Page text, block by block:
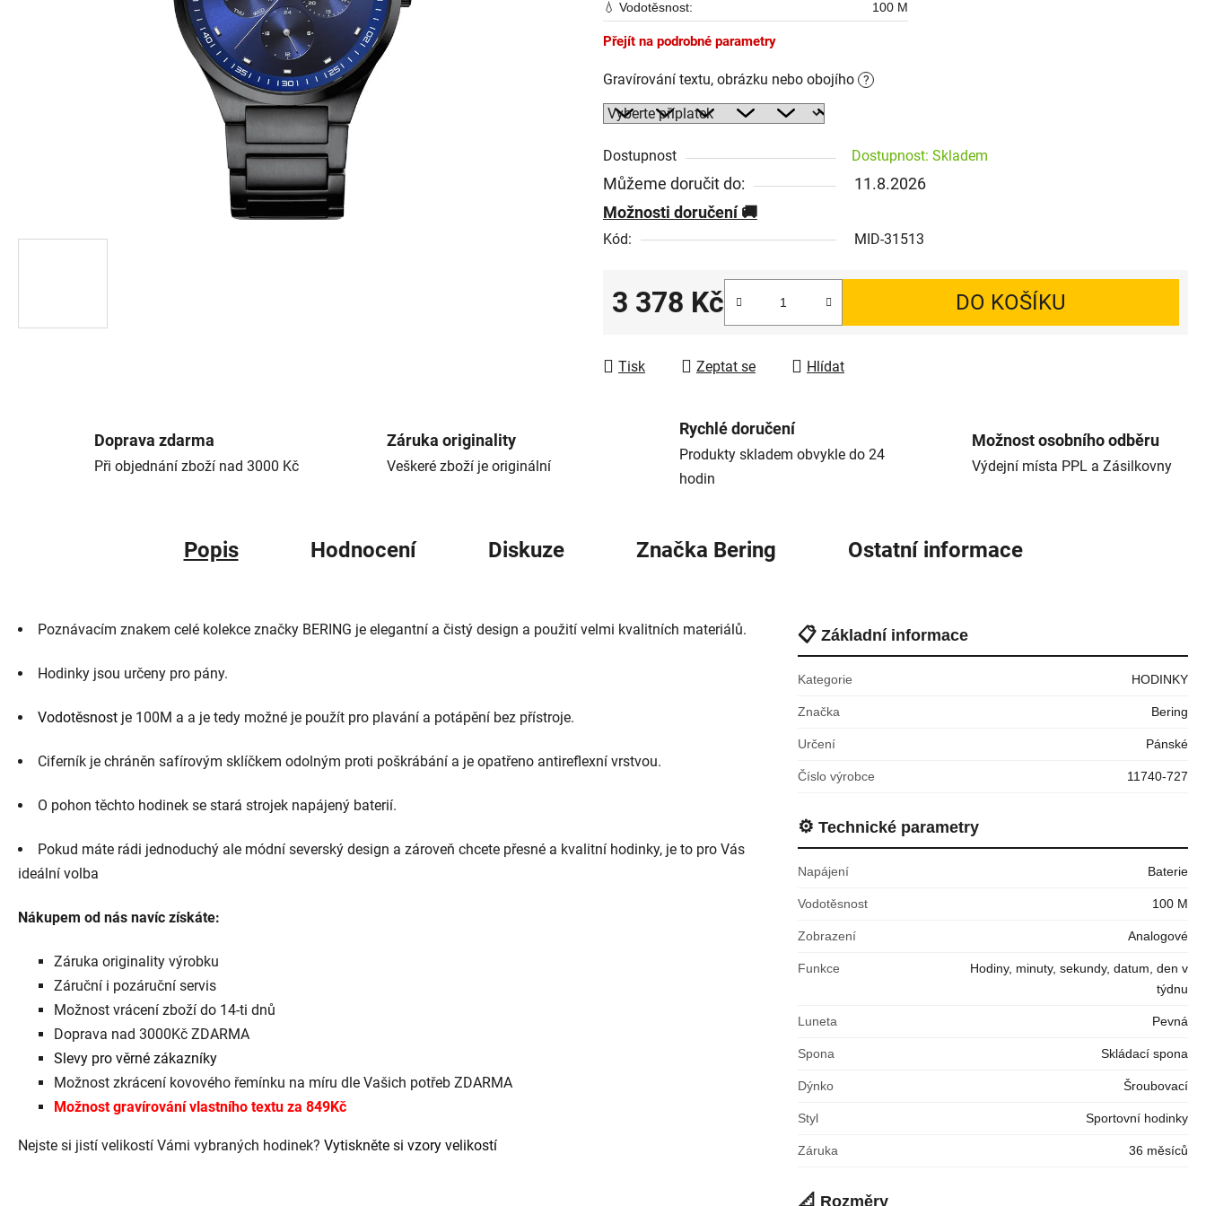
💧 Vodotěsnost:
100 M
Přejít na podrobné parametry
Gravírování textu, obrázku nebo obojího ?
Dostupnost Dostupnost: Skladem
Můžeme doručit do:
11.8.2026
Možnosti doručení
Kód: MID-31513
3 378 Kč DO KOŠÍKU
Tisk Zeptat se Hlídat
Doprava zdarma
Při objednání zboží nad 3000 Kč
Záruka originality
Veškeré zboží je originální
Rychlé doručení
Produkty skladem obvykle do 24
hodin
Možnost osobního odběru
Výdejní místa PPL a Zásilkovny
Popis Hodnocení Diskuze Značka Bering Ostatní informace
Poznávacím znakem celé kolekce značky BERING je elegantní a čistý design a použití velmi kvalitních materiálů.
Hodinky jsou určeny pro pány.
Vodotěsnost je 100M a a je tedy možné je použít pro plavání a potápění bez přístroje.
Ciferník je chráněn safírovým sklíčkem odolným proti poškrábání a je opatřeno antireflexní vrstvou.
O pohon těchto hodinek se stará strojek napájený baterií.
Pokud máte rádi jednoduchý ale módní severský design a zároveň chcete přesné a kvalitní hodinky, je to pro Vás
ideální volba
Nákupem od nás navíc získáte:
Záruka originality výrobku
Záruční i pozáruční servis
Možnost vrácení zboží do 14-ti dnů
Doprava nad 3000Kč ZDARMA
Slevy pro věrné zákazníky
Možnost zkrácení kovového řemínku na míru dle Vašich potřeb ZDARMA
Možnost gravírování vlastního textu za 849Kč
Nejste si jistí velikostí Vámi vybraných hodinek? Vytiskněte si vzory velikostí
📋 Základní informace
Kategorie HODINKY
Značka Bering
Určení Pánské
Číslo výrobce 11740-727
⚙️ Technické parametry
Napájení Baterie
Vodotěsnost 100 M
Zobrazení Analogové
Funkce
Hodiny, minuty, sekundy, datum, den v
týdnu
Luneta Pevná
Spona Skládací spona
Dýnko Šroubovací
Styl Sportovní hodinky
Záruka 36 měsíců
📐 Rozměry